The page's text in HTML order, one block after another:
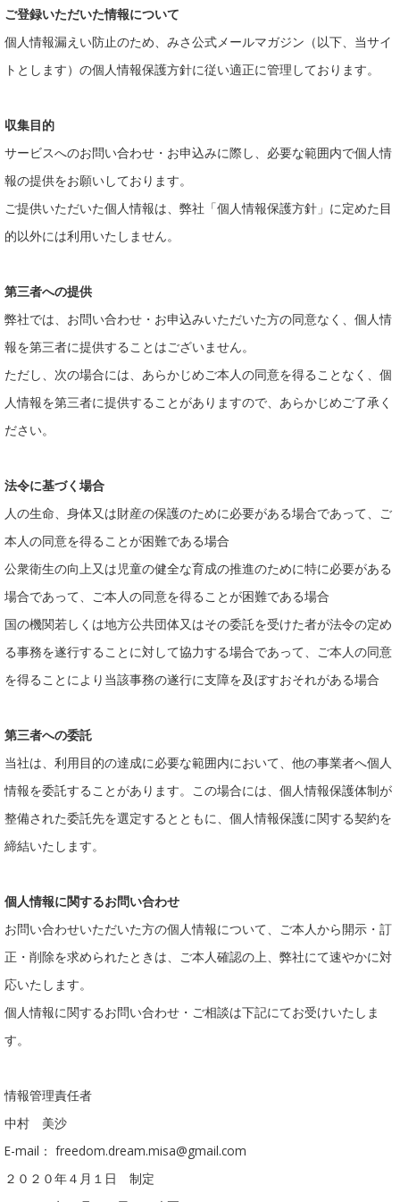
ご登録いただいた情報について
個人情報漏えい防止のため、みさ公式メールマガジン（以下、当サイ
トとします）の個人情報保護方針に従い適正に管理しております。
収集目的
サービスへのお問い合わせ・お申込みに際し、必要な範囲内で個人情
報の提供をお願いしております。
ご提供いただいた個人情報は、弊社「個人情報保護方針」に定めた目
的以外には利用いたしません。
第三者への提供
弊社では、お問い合わせ・お申込みいただいた方の同意なく、個人情
報を第三者に提供することはございません。
ただし、次の場合には、あらかじめご本人の同意を得ることなく、個
人情報を第三者に提供することがありますので、あらかじめご了承く
ださい。
法令に基づく場合
人の生命、身体又は財産の保護のために必要がある場合であって、ご
本人の同意を得ることが困難である場合
公衆衛生の向上又は児童の健全な育成の推進のために特に必要がある
場合であって、ご本人の同意を得ることが困難である場合
国の機関若しくは地方公共団体又はその委託を受けた者が法令の定め
る事務を遂行することに対して協力する場合であって、ご本人の同意
を得ることにより当該事務の遂行に支障を及ぼすおそれがある場合
第三者への委託
当社は、利用目的の達成に必要な範囲内において、他の事業者へ個人
情報を委託することがあります。この場合には、個人情報保護体制が
整備された委託先を選定するとともに、個人情報保護に関する契約を
締結いたします。
個人情報に関するお問い合わせ
お問い合わせいただいた方の個人情報について、ご本人から開示・訂
正・削除を求められたときは、ご本人確認の上、弊社にて速やかに対
応いたします。
個人情報に関するお問い合わせ・ご相談は下記にてお受けいたしま
す。
情報管理責任者
中村 美沙
E-mail： freedom.dream.misa@gmail.com
２０２０年４月１日 制定